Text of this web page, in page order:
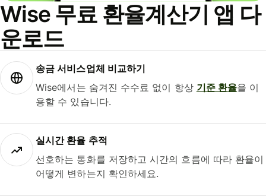
Wise 무료 환율계산기 앱 다
운로드
송금 서비스업체 비교하기
Wise에서는 숨겨진 수수료 없이 항상 기준 환율을 이
용할 수 있습니다.
실시간 환율 추적
선호하는 통화를 저장하고 시간의 흐름에 따라 환율이
어떻게 변하는지 확인하세요.